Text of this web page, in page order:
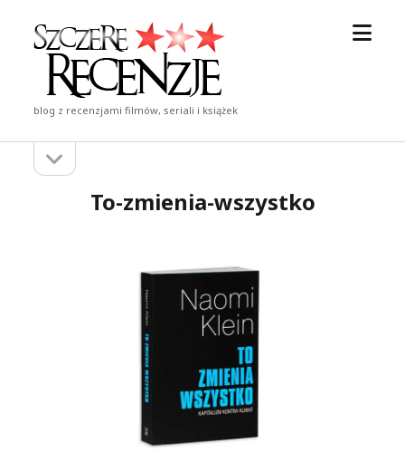
Szczere
Recenzje
blog z recenzjami filmów, seriali i książek
Pasekpasek
To-zmienia-wszystko